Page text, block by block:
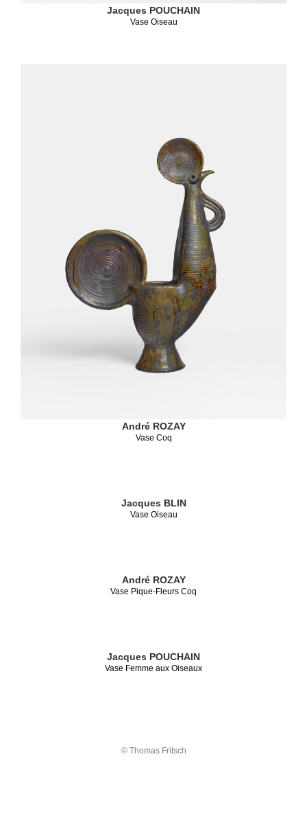
Jacques POUCHAIN
Vase Oiseau
André ROZAY
Vase Coq
Jacques BLIN
Vase Oiseau
André ROZAY
Vase Pique-Fleurs Coq
Jacques POUCHAIN
Vase Femme aux Oiseaux
© Thomas Fritsch